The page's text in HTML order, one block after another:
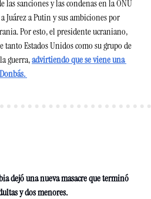
las sanciones y las condenas en la ONU
Juárez a Putin y sus ambiciones por
Por esto, el presidente ucraniano,
tanto Estados Unidos como su grupo de
guerra, advirtiendo que se viene una
dejó una nueva masacre que terminó
y dos menores.